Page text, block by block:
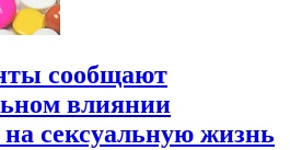
сообщают
влиянии
сексуальную жизнь